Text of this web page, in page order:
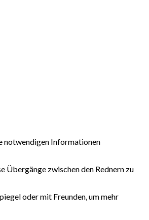
notwendigen Informationen
Übergänge zwischen den Rednern zu
oder mit Freunden, um mehr